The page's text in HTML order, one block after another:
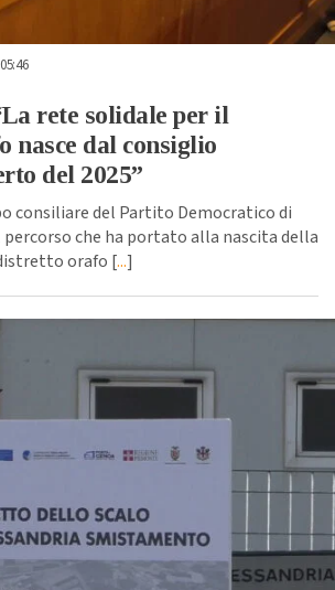
rete solidale per il
nasce dal consiglio
del 2025”
consiliare del Partito Democratico di
percorso che ha portato alla nascita della
orafo [...]